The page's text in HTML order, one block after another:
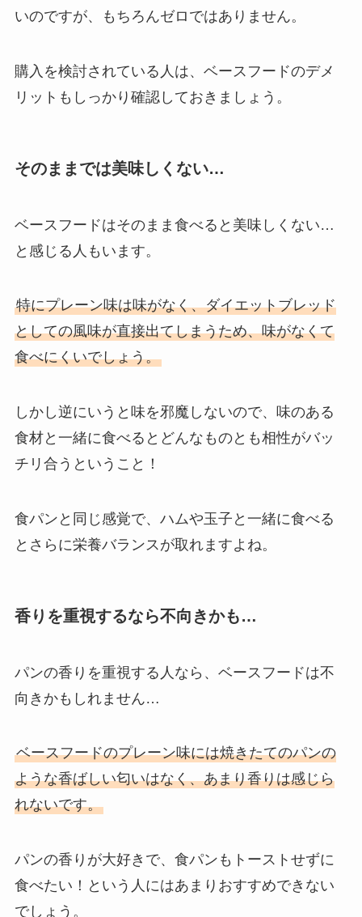
いのですが、もちろんゼロではありません。
購入を検討されている人は、ベースフードのデメ
リットもしっかり確認しておきましょう。
そのままでは美味しくない…
ベースフードはそのまま食べると美味しくない…
と感じる人もいます。
特にプレーン味は味がなく、ダイエットブレッド
としての風味が直接出てしまうため、味がなくて
食べにくいでしょう。
しかし逆にいうと味を邪魔しないので、味のある
食材と一緒に食べるとどんなものとも相性がバッ
チリ合うということ！
食パンと同じ感覚で、ハムや玉子と一緒に食べる
とさらに栄養バランスが取れますよね。
香りを重視するなら不向きかも…
パンの香りを重視する人なら、ベースフードは不
向きかもしれません…
ベースフードのプレーン味には焼きたてのパンの
ような香ばしい匂いはなく、あまり香りは感じら
れないです。
パンの香りが大好きで、食パンもトーストせずに
食べたい！という人にはあまりおすすめできない
でしょう。